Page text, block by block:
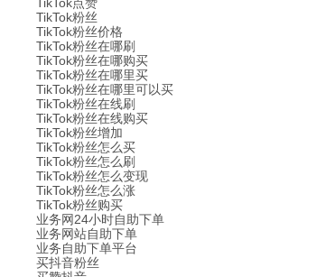
TikTok粉丝
TikTok粉丝价格
TikTok粉丝在哪刷
TikTok粉丝在哪购买
TikTok粉丝在哪里买
TikTok粉丝在哪里可以买
TikTok粉丝在线刷
TikTok粉丝在线购买
TikTok粉丝增加
TikTok粉丝怎么买
TikTok粉丝怎么刷
TikTok粉丝怎么变现
TikTok粉丝怎么涨
TikTok粉丝购买
业务网24小时自助下单
业务网站自助下单
业务自助下单平台
买抖音粉丝